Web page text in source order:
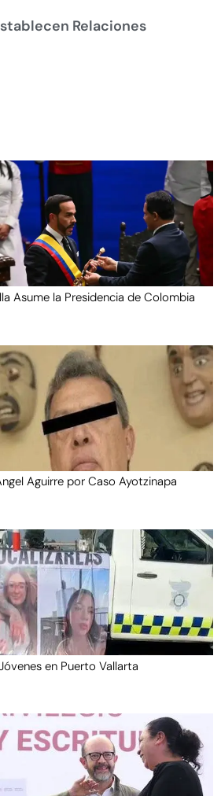
Relaciones
Asume la Presidencia de Colombia
Aguirre por Caso Ayotzinapa
en Puerto Vallarta